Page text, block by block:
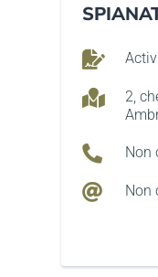


2,
 Non
 Non